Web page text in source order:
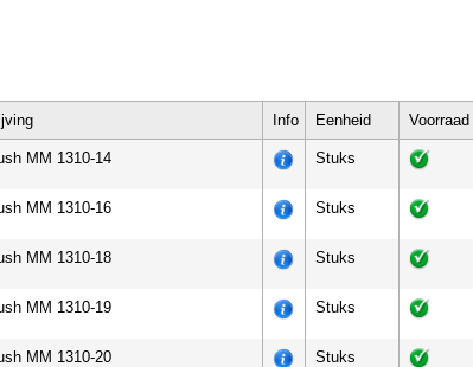
Info Eenheid Voorraad
MM 1310-14 Stuks
MM 1310-16 Stuks
MM 1310-18 Stuks
MM 1310-19 Stuks
MM 1310-20 Stuks